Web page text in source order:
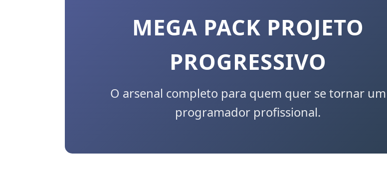
MEGA PACK PROJETO
PROGRESSIVO
O arsenal completo para quem quer se tornar um
programador profissional.